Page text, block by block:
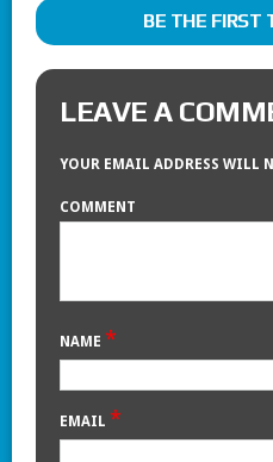
BE THE FIRST
LEAVE A
YOUR EMAIL ADDRESS WILL
COMMENT
NAME *
EMAIL *